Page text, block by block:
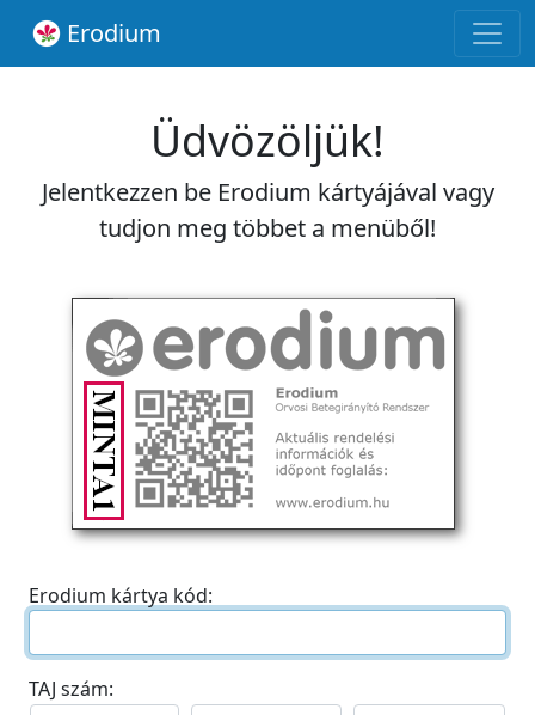
Erodium
Üdvözöljük!
Jelentkezzen be Erodium kártyájával vagy
tudjon meg többet a menüből!
Erodium kártya kód:
TAJ szám: